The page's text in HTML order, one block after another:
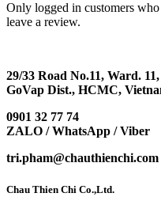
Only logged in customers
leave a review.
29/33 Road No.11, Ward. 11,
GoVap Dist., HCMC,
0901 32 77 74
ZALO / WhatsApp / Viber
tri.pham@chauthienchi.com
Chau Thien Chi Co.,Ltd.